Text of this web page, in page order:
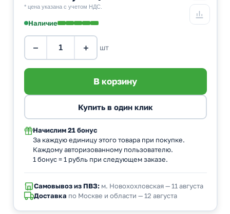
* цена указана с учетом НДС.
Наличие
− + шт
Начислим 21 бонус
За каждую единицу этого товара при покупке.
Каждому авторизованному пользователю.
1 бонус = 1 рубль при следующем заказе.
Самовывоз из ПВЗ:м. Новохохловская — 11 августа
Доставка по Москве и области — 12 августа